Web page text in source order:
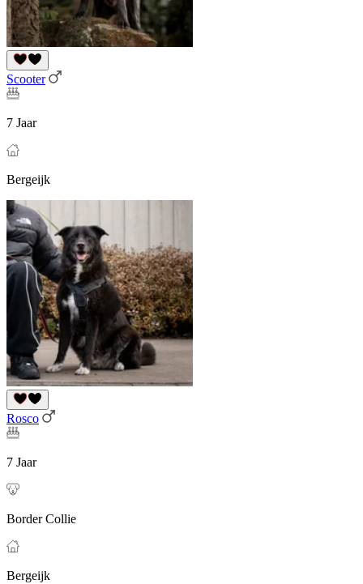
Scooter
7 Jaar
Bergeijk
Rosco
7 Jaar
Border Collie
Bergeijk